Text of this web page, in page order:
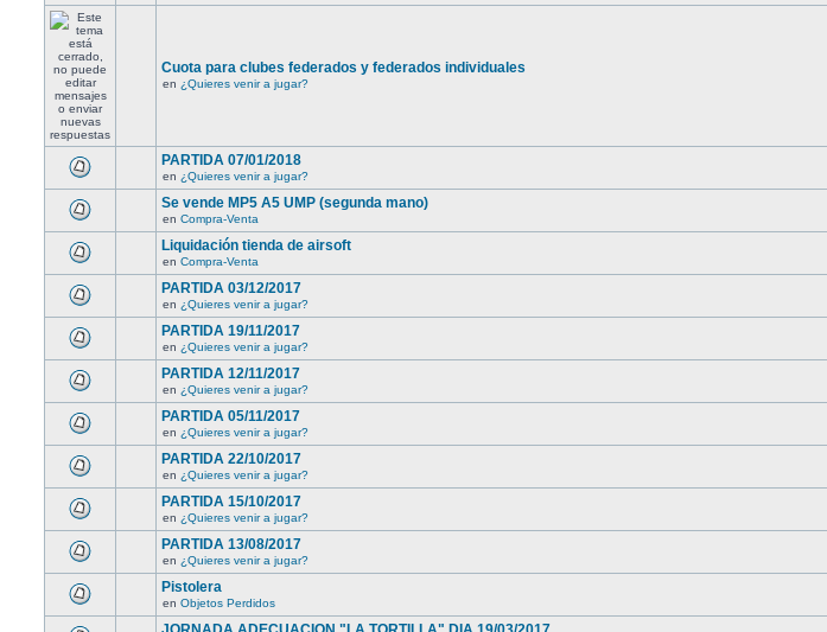
Cuota para clubes federados y federados individuales
en ¿Quieres venir a jugar?
PARTIDA 07/01/2018
en ¿Quieres venir a jugar?
Se vende MP5 A5 UMP (segunda mano)
en Compra-Venta
Liquidación tienda de airsoft
en Compra-Venta
PARTIDA 03/12/2017
en ¿Quieres venir a jugar?
PARTIDA 19/11/2017
en ¿Quieres venir a jugar?
PARTIDA 12/11/2017
en ¿Quieres venir a jugar?
PARTIDA 05/11/2017
en ¿Quieres venir a jugar?
PARTIDA 22/10/2017
en ¿Quieres venir a jugar?
PARTIDA 15/10/2017
en ¿Quieres venir a jugar?
PARTIDA 13/08/2017
en ¿Quieres venir a jugar?
Pistolera
en Objetos Perdidos